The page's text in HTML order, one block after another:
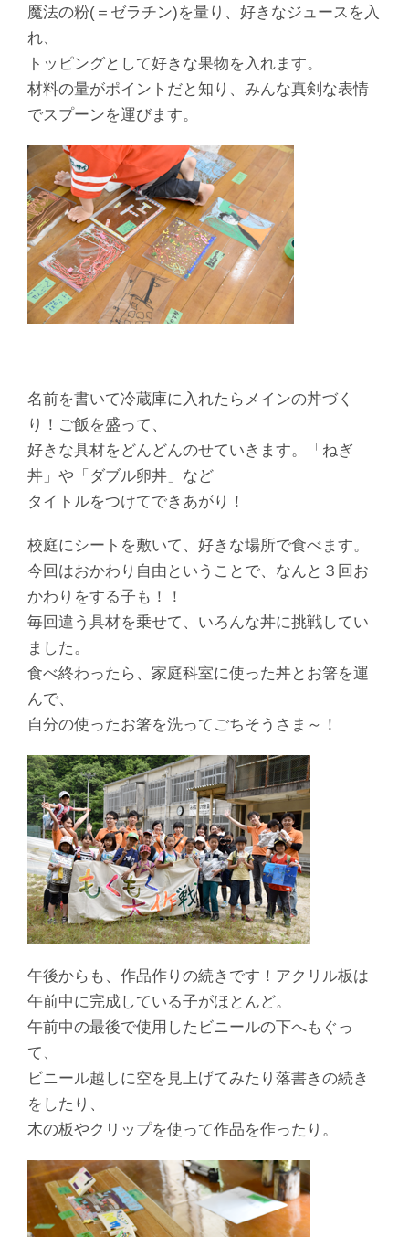
魔法の粉(＝ゼラチン)を量り、好きなジュースを入
れ、
トッピングとして好きな果物を入れます。
材料の量がポイントだと知り、みんな真剣な表情
でスプーンを運びます。
名前を書いて冷蔵庫に入れたらメインの丼づく
り！ご飯を盛って、
好きな具材をどんどんのせていきます。「ねぎ
丼」や「ダブル卵丼」など
タイトルをつけてできあがり！
校庭にシートを敷いて、好きな場所で食べます。
今回はおかわり自由ということで、なんと３回お
かわりをする子も！！
毎回違う具材を乗せて、いろんな丼に挑戦してい
ました。
食べ終わったら、家庭科室に使った丼とお箸を運
んで、
自分の使ったお箸を洗ってごちそうさま～！
午後からも、作品作りの続きです！アクリル板は
午前中に完成している子がほとんど。
午前中の最後で使用したビニールの下へもぐっ
て、
ビニール越しに空を見上げてみたり落書きの続き
をしたり、
木の板やクリップを使って作品を作ったり。